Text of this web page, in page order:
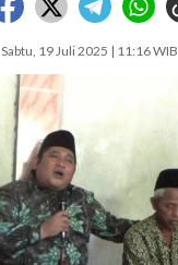
Sabtu, 19 Juli 2025 | 11:16 WIB